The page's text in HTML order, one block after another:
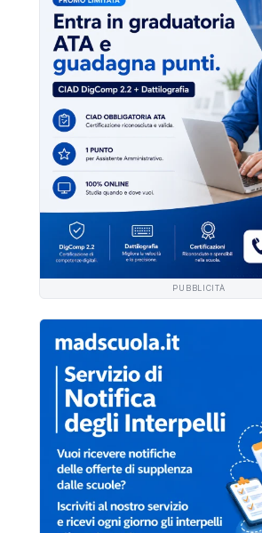
PUBBLICITÀ